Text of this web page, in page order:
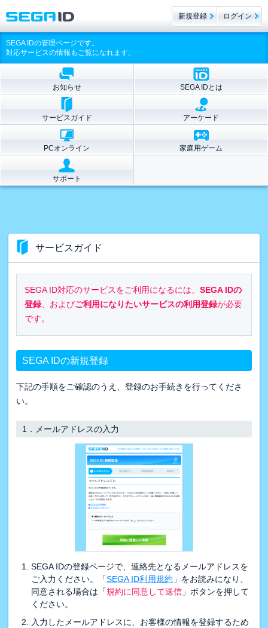
SEGA IDの管理ページです。
対応サービスの情報もご覧になれます。
お知らせ SEGA IDとは
サービスガイド アーケード
PCオンライン 家庭用ゲーム
サポート
サービスガイド
SEGA ID対応のサービスをご利用になるには、SEGA IDの
登録 、およびご利用になりたいサービスの利用登録が必要
です。
SEGA IDの新規登録
下記の手順をご確認のうえ、登録のお手続きを行ってくださ
い。
1． メールアドレスの入力
SEGA IDの登録ページで、連絡先となるメールアドレスを
ご入力ください。「SEGA ID利用規約 」をお読みになり、
同意される場合は「規約に同意して送信」ボタンを押して
ください。
入力したメールアドレスに、お客様の情報を登録するため
新規登録 ログイン